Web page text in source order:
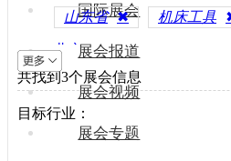
国际展会
展会报道
展会视频
展会专题
山东省 ✖ 机床工具
共找到3个展会信息
北京
上海
天津
重庆
目标行业：